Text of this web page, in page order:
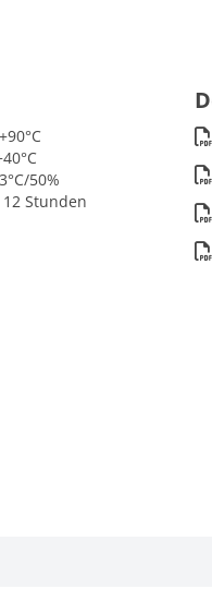
50%
Stunden